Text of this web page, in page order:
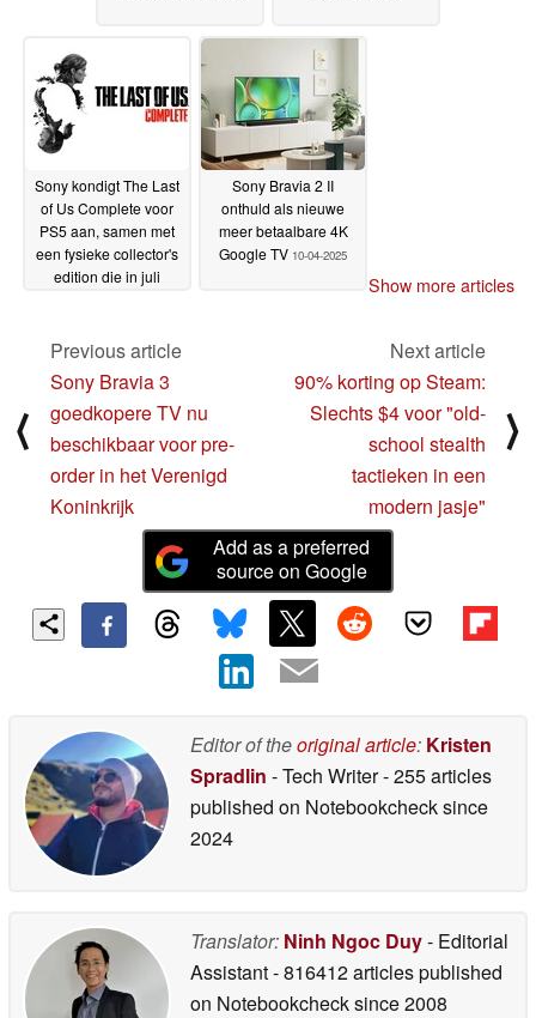
Sony kondigt The Last
of Us Complete voor
PS5 aan, samen met
een fysieke collector's
edition die in juli
Sony Bravia 2 II
onthuld als nieuwe
meer betaalbare 4K
Google TV 10-04-2025
Show more articles
⟨
Previous article
Sony Bravia 3
goedkopere TV nu
beschikbaar voor pre-
order in het Verenigd
Koninkrijk
Next article
90% korting op Steam:
Slechts $4 voor "old-
school stealth
tactieken in een
modern jasje"
⟩
Add as a preferred
source on Google
Editor of theoriginal article: Kristen
Spradlin - Tech Writer- 255 articles
published on Notebookchecksince
2024
Translator: Ninh Ngoc Duy- Editorial
Assistant- 816412 articles published
on Notebookchecksince 2008